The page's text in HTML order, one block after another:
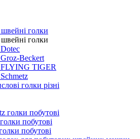
голки
голки
Beckert
TIGER
голки різні
голки побутові
побутові
побутові